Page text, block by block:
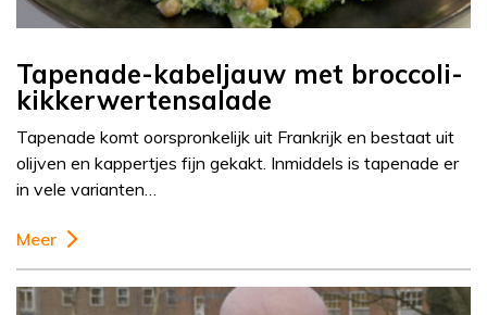
Tapenade-kabeljauw met broccoli-
kikkerwertensalade
Tapenade komt oorspronkelijk uit Frankrijk en bestaat uit
olijven en kappertjes fijn gekakt. Inmiddels is tapenade er
in vele varianten…
Meer